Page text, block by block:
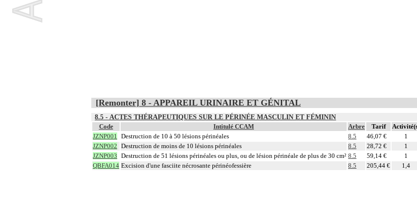
[Remonter] 8 - APPAREIL URINAIRE ET GÉNITAL
8.5 - ACTES THÉRAPEUTIQUES SUR LE PÉRINÉE MASCULIN ET FÉMININ
Code Intitulé CCAM Arbre Tarif
JZNP001
Destruction de 10 à 50 lésions périnéales 8.5 46,07 € 1
JZNP002 Destruction de moins de 10 lésions périnéales 8.5 28,72 € 1
JZNP003 Destruction de 51 lésions périnéales ou plus, ou de lésion périnéale de plus de 30 cm² 8.5 59,14 € 1
QBFA014 Excision d'une fasciite nécrosante périnéofessière 8.5 205,44 € 1,4